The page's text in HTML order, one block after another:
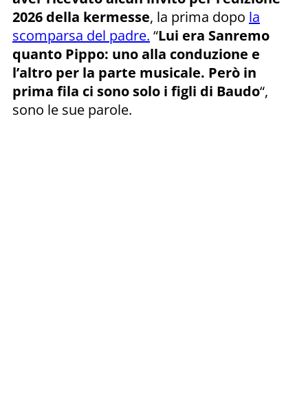
2026 della kermesse, la prima dopo la
scomparsa del padre. “Lui era Sanremo
quanto Pippo: uno alla conduzione e
l’altro per la parte musicale. Però in
prima fila ci sono solo i figli di Baudo“,
sono le sue parole.